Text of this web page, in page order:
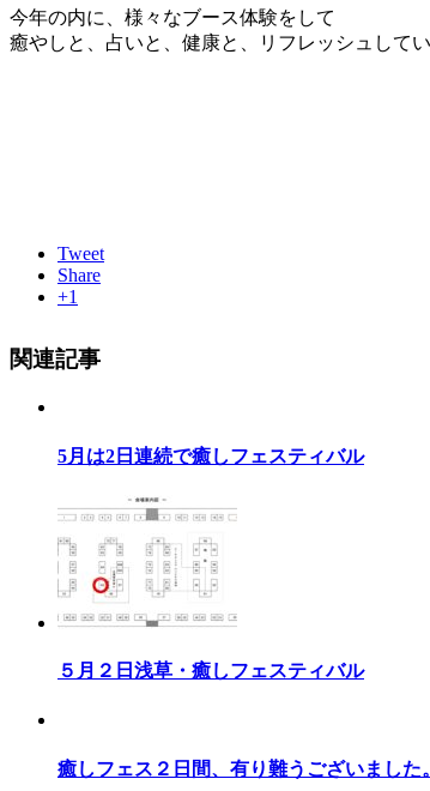
今年の内に、様々なブース体験をして
癒やしと、占いと、健康と、リフレッシュして
Tweet
Share
+1
関連記事
5月は2日連続で癒しフェスティバル
５月２日浅草・癒しフェスティバル
癒しフェス２日間、有り難うございました。